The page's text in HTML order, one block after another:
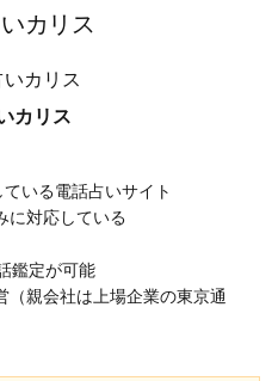
カリス
カリス
いる電話占いサイト
に対応している
鑑定が可能
（親会社は上場企業の東京通